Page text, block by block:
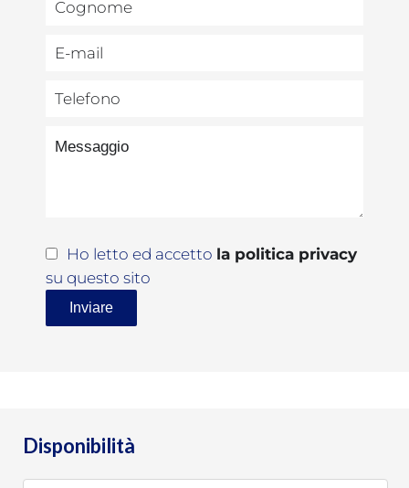
Ho letto ed accetto la politica privacy
su questo sito
Inviare
Disponibilità